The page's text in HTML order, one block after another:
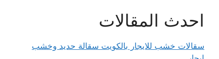
احدث المقالات
سقالات خشب للايجار بالكويت سقالة حديد وخشب